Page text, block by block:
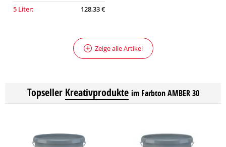
5 Liter:
128,33 €
Zeige alle Artikel
Topseller Kreativprodukte im Farbton AMBER 30